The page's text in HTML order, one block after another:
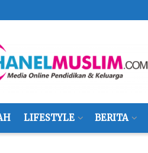
LIFESTYLE BERITA